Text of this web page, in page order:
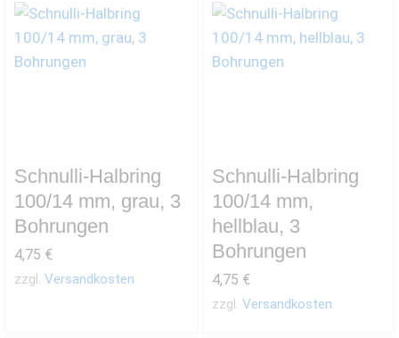
Schnulli-Halbring
100/14 mm, grau, 3
Bohrungen
4,75 €
zzgl. Versandkosten
Schnulli-Halbring
100/14 mm,
hellblau, 3
Bohrungen
4,75 €
zzgl. Versandkosten